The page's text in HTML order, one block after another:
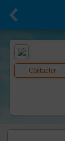
Contacter